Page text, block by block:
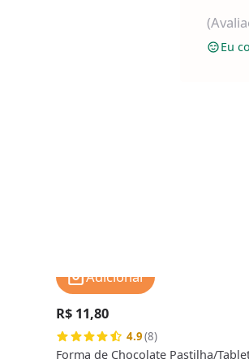
Eu
R$ 11,80
4.9(8)
Forma de Chocolate Pastilha/
Adicionar